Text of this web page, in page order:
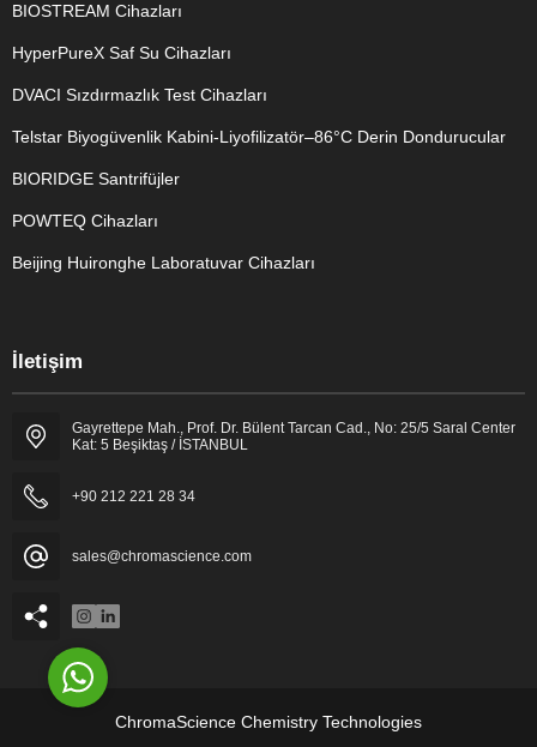
BIOSTREAM Cihazları
HyperPureX Saf Su Cihazları
DVACI Sızdırmazlık Test Cihazları
Telstar Biyogüvenlik Kabini-Liyofilizatör–86°C Derin Dondurucular
BIORIDGE Santrifüjler
POWTEQ Cihazları
Beijing Huironghe Laboratuvar Cihazları
İletişim
Gayrettepe Mah., Prof. Dr. Bülent Tarcan Cad., No: 25/5 Saral Center
Kat: 5 Beşiktaş / İSTANBUL
+90 212 221 28 34
sales@chromascience.com
ChromaScience Chemistry Technologies
Cevap Yaz